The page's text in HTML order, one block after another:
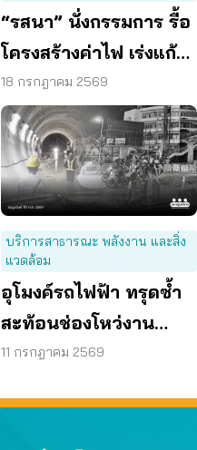
“รสนา” นั่งกรรมการ รื้อ
โครงสร้างค่าไฟ เร่งแก้
ต้นเหตุพลังงานแพง
18 กรกฎาคม 2569
บริการสาธารณะ พลังงาน และสิ่ง
แวดล้อม
อุโมงค์รถไฟฟ้า ทรุดซ้ำ
สะท้อนช่องโหว่งาน
ก่อสร้าง จี้ตรวจ
11 กรกฎาคม 2569